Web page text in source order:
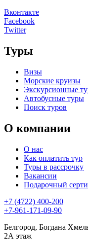
Вконтакте
Facebook
Twitter
Туры
Визы
Морские круизы
Экскурсионные
Автобусные туры
Поиск туров
О компании
О нас
Как оплатить тур
Туры в рассрочку
Вакансии
Подарочный
+7 (4722) 400-200
+7-961-171-09-90
Белгород, Богдана
2А этаж